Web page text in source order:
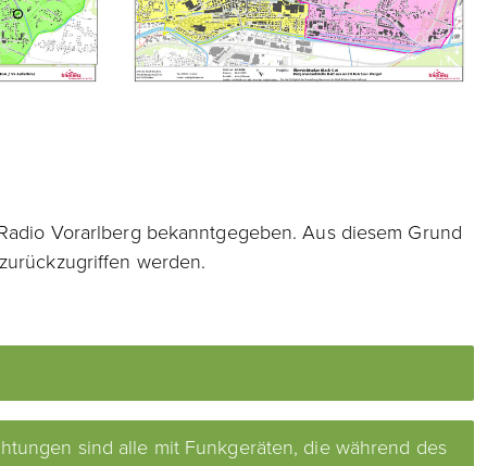
Vorarlberg bekanntgegeben. Aus diesem Grund
werden.
sind alle mit Funkgeräten, die während des